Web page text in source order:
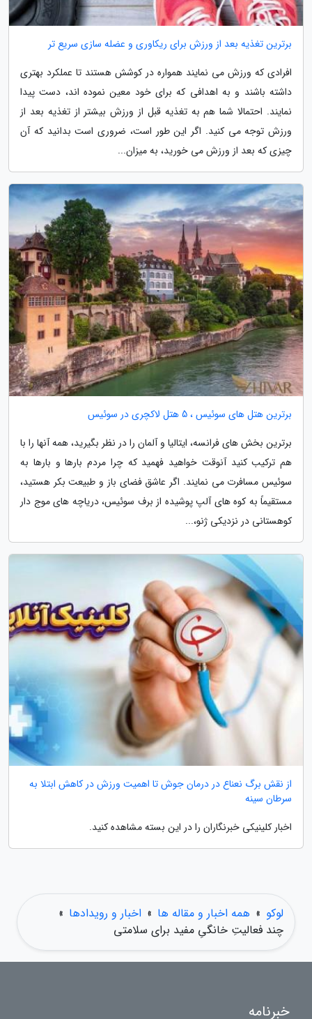
برترین تغذیه بعد از ورزش برای ریکاوری و عضله سازی سریع تر
افرادی که ورزش می نمایند همواره در کوشش هستند تا عملکرد بهتری
داشته باشند و به اهدافی که برای خود معین نموده اند، دست پیدا
نمایند. احتمالا شما هم به تغذیه قبل از ورزش بیشتر از تغذیه بعد از
ورزش توجه می کنید. اگر این طور است، ضروری است بدانید که آن
چیزی که بعد از ورزش می خورید، به میزان...
برترین هتل های سوئیس ، 5 هتل لاکچری در سوئیس
برترین بخش های فرانسه، ایتالیا و آلمان را در نظر بگیرید، همه آنها را با
هم ترکیب کنید آنوقت خواهید فهمید که چرا مردم بارها و بارها به
سوئیس مسافرت می نمایند. اگر عاشق فضای باز و طبیعت بکر هستید،
مستقیماً به کوه های آلپ پوشیده از برف سوئیس، دریاچه های موج دار
کوهستانی در نزدیکی ژنو،...
از نقش برگ نعناع در درمان جوش تا اهمیت ورزش در کاهش ابتلا به
سرطان سینه
اخبار کلینیکی خبرنگاران را در این بسته مشاهده کنید.
لوکو » همه اخبار و مقاله ها » اخبار و رویدادها »
چند فعالیتِ خانگیِ مفید برای سلامتی
خبرنامه